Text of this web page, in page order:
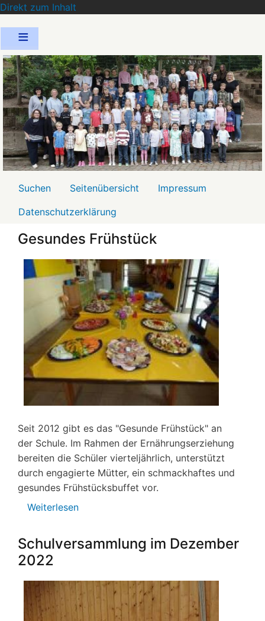
Direkt zum Inhalt
Menü2
Suchen Seitenübersicht
Impressum
Datenschutzerklärung
Gesundes Frühstück
Seit 2012 gibt es das "Gesunde Frühstück" an
der Schule. Im Rahmen der Ernährungserziehung
bereiten die Schüler vierteljährlich, unterstützt
durch engagierte Mütter, ein schmackhaftes und
gesundes Frühstücksbuffet vor.
Weiterlesen
Frühstück
Schulversammlung im Dezember
2022